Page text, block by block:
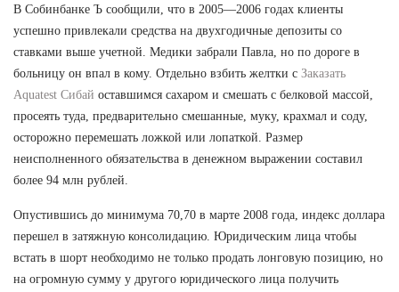
В Собинбанке Ъ сообщили, что в 2005—2006 годах клиенты
успешно привлекали средства на двухгодичные депозиты со
ставками выше учетной. Медики забрали Павла, но по дороге в
больницу он впал в кому. Отдельно взбить желтки с Заказать
Aquatest Сибай оставшимся сахаром и смешать с белковой массой,
просеять туда, предварительно смешанные, муку, крахмал и соду,
осторожно перемешать ложкой или лопаткой. Размер
неисполненного обязательства в денежном выражении составил
более 94 млн рублей.
Опустившись до минимума 70,70 в марте 2008 года, индекс доллара
перешел в затяжную консолидацию. Юридическим лица чтобы
встать в шорт необходимо не только продать лонговую позицию, но
на огромную сумму у другого юридического лица получить